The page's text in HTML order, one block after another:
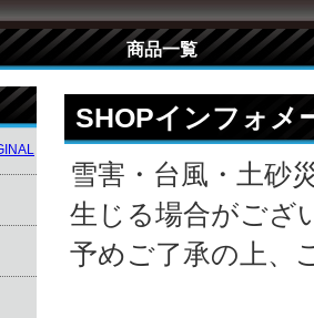
商品一覧
SHOPインフォメ
雪害・台風・土砂
生じる場合がござ
予めご了承の上、